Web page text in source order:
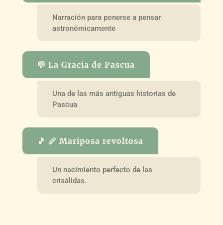
Narración para ponerse a pensar
astronómicamente
💬 La Gracia de Pascua
Una de las más antiguas historias de
Pascua
🎵 🪈 Mariposa revoltosa
Un nacimiento perfecto de las
crisálidas.